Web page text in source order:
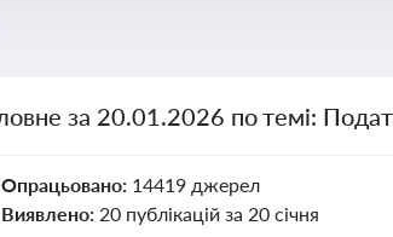
за 20.01.2026 по темі:
Опрацьовано: 14419 джерел
Виявлено: 20 публікацій за 20 січня